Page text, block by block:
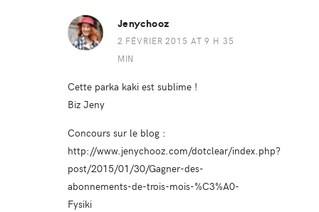
Jenychooz
2 FÉVRIER 2015 AT 9 H 35
MIN
Cette parka kaki est sublime !
Biz Jeny
Concours sur le blog :
http://www.jenychooz.com/dotclear/index.php?
post/2015/01/30/Gagner-des-
abonnements-de-trois-mois-%C3%A0-
Fysiki